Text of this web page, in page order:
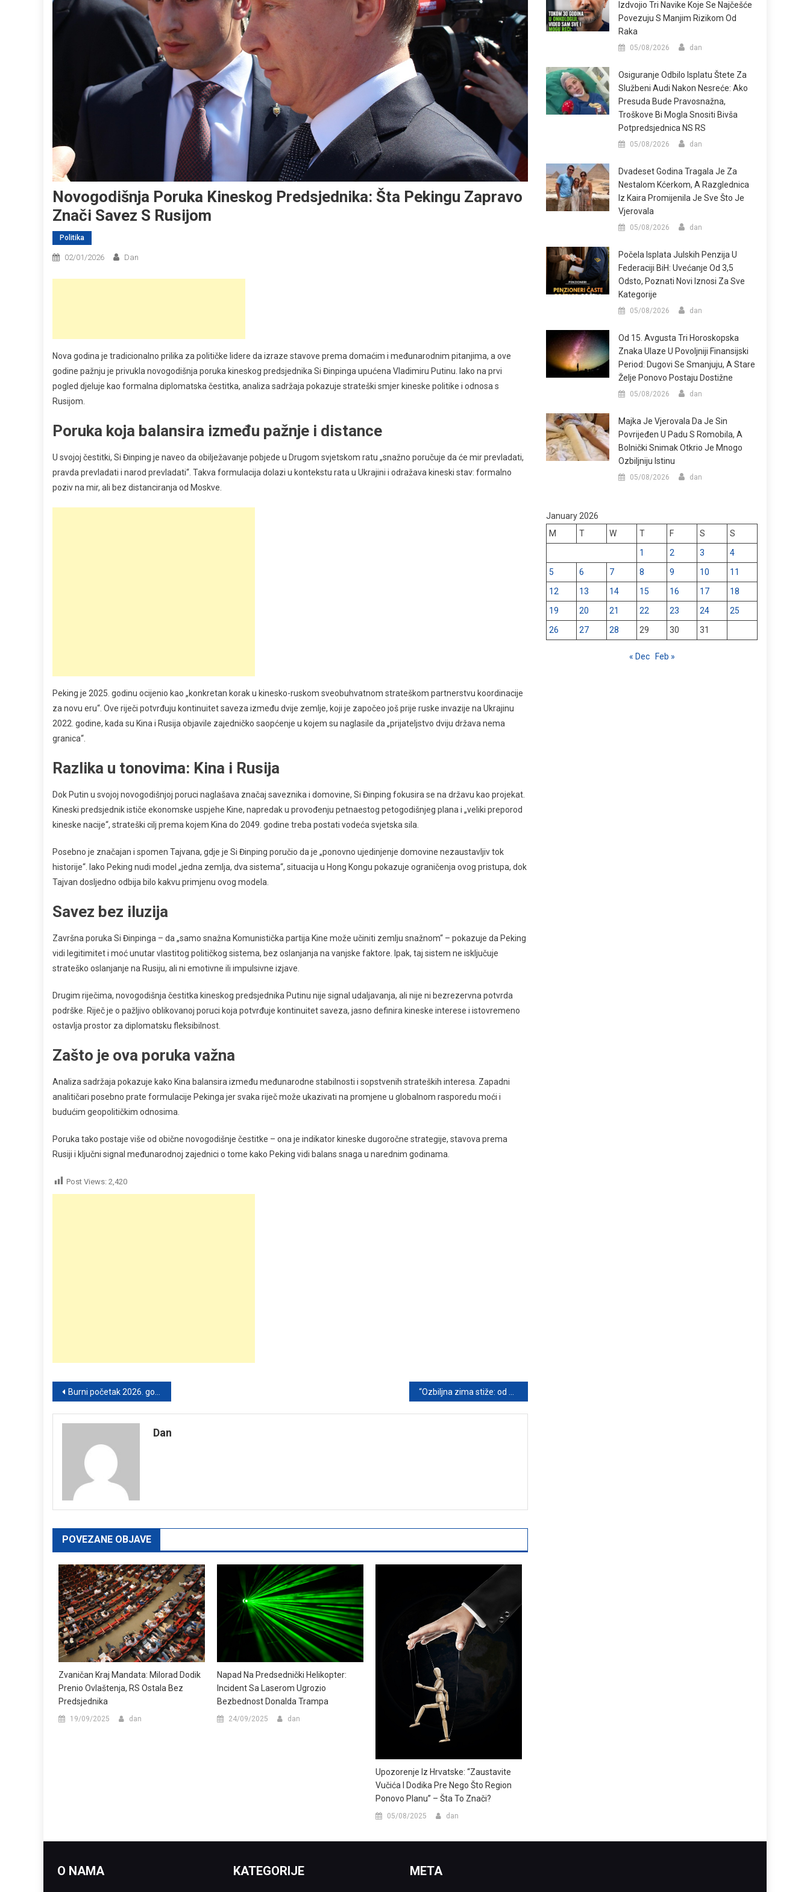
Novogodišnja Poruka Kineskog Predsjednika: Šta Pekingu Zapravo
Znači Savez S Rusijom
Politika
02/01/2026 Dan
Nova godina je tradicionalno prilika za političke lidere da izraze stavove prema domaćim i međunarodnim pitanjima, a ove
godine pažnju je privukla novogodišnja poruka kineskog predsjednika Si Đinpinga upućena Vladimiru Putinu. Iako na prvi
pogled djeluje kao formalna diplomatska čestitka, analiza sadržaja pokazuje strateški smjer kineske politike i odnosa s
Rusijom.
Poruka koja balansira između pažnje i distance
U svojoj čestitki, Si Đinping je naveo da obilježavanje pobjede u Drugom svjetskom ratu „snažno poručuje da će mir prevladati,
pravda prevladati i narod prevladati“. Takva formulacija dolazi u kontekstu rata u Ukrajini i odražava kineski stav: formalno
poziv na mir, ali bez distanciranja od Moskve.
Peking je 2025. godinu ocijenio kao „konkretan korak u kinesko-ruskom sveobuhvatnom strateškom partnerstvu koordinacije
za novu eru“. Ove riječi potvrđuju kontinuitet saveza između dvije zemlje, koji je započeo još prije ruske invazije na Ukrajinu
2022. godine, kada su Kina i Rusija objavile zajedničko saopćenje u kojem su naglasile da „prijateljstvo dviju država nema
granica“.
Razlika u tonovima: Kina i Rusija
Dok Putin u svojoj novogodišnjoj poruci naglašava značaj saveznika i domovine, Si Đinping fokusira se na državu kao projekat.
Kineski predsjednik ističe ekonomske uspjehe Kine, napredak u provođenju petnaestog petogodišnjeg plana i „veliki preporod
kineske nacije“, strateški cilj prema kojem Kina do 2049. godine treba postati vodeća svjetska sila.
Posebno je značajan i spomen Tajvana, gdje je Si Đinping poručio da je „ponovno ujedinjenje domovine nezaustavljiv tok
historije“. Iako Peking nudi model „jedna zemlja, dva sistema“, situacija u Hong Kongu pokazuje ograničenja ovog pristupa, dok
Tajvan dosljedno odbija bilo kakvu primjenu ovog modela.
Savez bez iluzija
Završna poruka Si Đinpinga – da „samo snažna Komunistička partija Kine može učiniti zemlju snažnom“ – pokazuje da Peking
vidi legitimitet i moć unutar vlastitog političkog sistema, bez oslanjanja na vanjske faktore. Ipak, taj sistem ne isključuje
strateško oslanjanje na Rusiju, ali ni emotivne ili impulsivne izjave.
Drugim riječima, novogodišnja čestitka kineskog predsjednika Putinu nije signal udaljavanja, ali nije ni bezrezervna potvrda
podrške. Riječ je o pažljivo oblikovanoj poruci koja potvrđuje kontinuitet saveza, jasno definira kineske interese i istovremeno
ostavlja prostor za diplomatsku fleksibilnost.
Zašto je ova poruka važna
Analiza sadržaja pokazuje kako Kina balansira između međunarodne stabilnosti i sopstvenih strateških interesa. Zapadni
analitičari posebno prate formulacije Pekinga jer svaka riječ može ukazivati na promjene u globalnom rasporedu moći i
budućim geopolitičkim odnosima.
Poruka tako postaje više od obične novogodišnje čestitke – ona je indikator kineske dugoročne strategije, stavova prema
Rusiji i ključni signal međunarodnoj zajednici o tome kako Peking vidi balans snaga u narednim godinama.
Post Views: 2,420
Post
navigation
Burni početak 2026. godine: Januar donosi ekstremne padavine i nagle vremenske preokrete
Dan
POVEZANE OBJAVE
Zvaničan Kraj Mandata: Milorad Dodik
Prenio Ovlaštenja, RS Ostala Bez
Predsjednika
19/09/2025 dan
Napad Na Predsednički Helikopter:
Incident Sa Laserom Ugrozio
Bezbednost Donalda Trampa
24/09/2025 dan
Upozorenje Iz Hrvatske: “Zaustavite
Vučića I Dodika Pre Nego Što Region
Ponovo Planu” – Šta To Znači?
05/08/2025 dan
Izdvojio Tri Navike Koje Se Najčešće
Povezuju S Manjim Rizikom Od
Raka
05/08/2026 dan
Osiguranje Odbilo Isplatu Štete Za
Službeni Audi Nakon Nesreće: Ako
Presuda Bude Pravosnažna,
Troškove Bi Mogla Snositi Bivša
Potpredsjednica NS RS
05/08/2026 dan
Dvadeset Godina Tragala Je Za
Nestalom Kćerkom, A Razglednica
Iz Kaira Promijenila Je Sve Što Je
Vjerovala
05/08/2026 dan
Počela Isplata Julskih Penzija U
Federaciji BiH: Uvećanje Od 3,5
Odsto, Poznati Novi Iznosi Za Sve
Kategorije
05/08/2026 dan
Od 15. Avgusta Tri Horoskopska
Znaka Ulaze U Povoljniji Finansijski
Period: Dugovi Se Smanjuju, A Stare
Želje Ponovo Postaju Dostižne
05/08/2026 dan
Majka Je Vjerovala Da Je Sin
Povrijeđen U Padu S Romobila, A
Bolnički Snimak Otkrio Je Mnogo
Ozbiljniju Istinu
05/08/2026 dan
January 2026
M
T W T F S
S
1
2 3
4
5
6 7 8 9 10
11
12
13 14 15 16 17
18
19
20 21 22 23 24
25
26
27 28 29 30 31
« Dec Feb »
O NAMA KATEGORIJE META